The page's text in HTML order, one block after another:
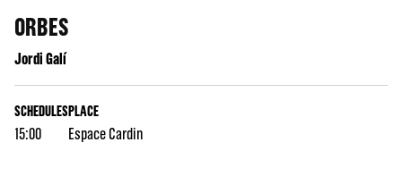
ORBES
Jordi Galí
SCHEDULES
15:00
PLACE
Espace Cardin